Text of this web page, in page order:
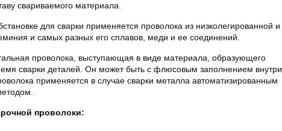
свариваемого материала.
для сварки применяется проволока из низколегированной и
и самых разных его сплавов, меди и ее соединений.
проволока, выступающая в виде материала, образующего
сварки деталей. Он может быть с флюсовым заполнением внутри
применяется в случае сварки металла автоматизированным
проволоки: